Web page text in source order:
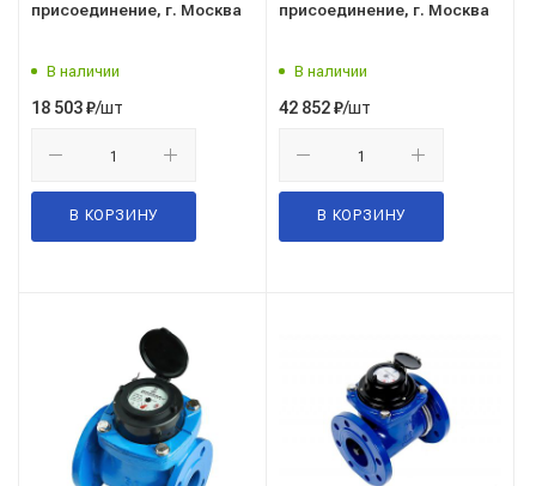
присоединение, г. Москва
В наличии
18 503₽/шт
В КОРЗИНУ
присоединение, г. Москва
В наличии
42 852₽/шт
В КОРЗИНУ